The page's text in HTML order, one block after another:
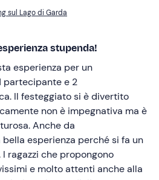
sul Lago di Garda
stupenda!
esperienza per un
partecipante e 2
Il festeggiato si è divertito
non è impegnativa ma è
Anche da
esperienza perché si fa un
ragazzi che propongono
e molto attenti anche alla